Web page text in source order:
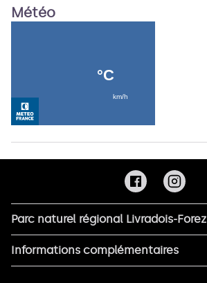
Météo
Parc naturel régional Livradois-Forez
Informations complémentaires